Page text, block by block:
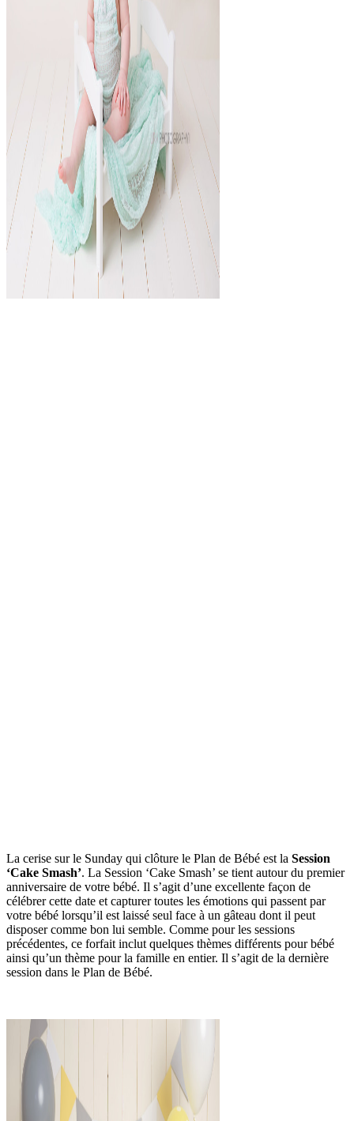
La cerise sur le Sunday qui clôture le Plan de Bébé est la Session
‘Cake Smash’. La Session ‘Cake Smash’ se tient autour du premier
anniversaire de votre bébé. Il s’agit d’une excellente façon de
célébrer cette date et capturer toutes les émotions qui passent par
votre bébé lorsqu’il est laissé seul face à un gâteau dont il peut
disposer comme bon lui semble. Comme pour les sessions
précédentes, ce forfait inclut quelques thèmes différents pour bébé
ainsi qu’un thème pour la famille en entier. Il s’agit de la dernière
session dans le Plan de Bébé.